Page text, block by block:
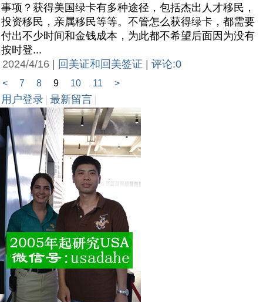
事项？获得美国绿卡有多种途径，包括杰出人才移民，
投资移民，亲属移民等等。不管怎么获得绿卡，都需要
付出不少时间和金钱成本，为此都不希望后面因为没有
按时登...
2024/4/16 |
回美证和回美签证 评论:0
< 7 8 9 10 11 >
用户登录 最新留言